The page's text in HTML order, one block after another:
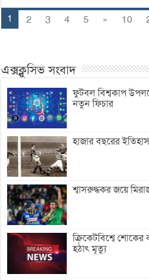
1 2 3 4 5 » 10
এক্সক্লুসিভ সংবাদ
ফুটবল বিশ্বকাপ
নতুন ফিচার
হাজার বছরের
শ্বাসরুদ্ধকর জয়ে
ক্রিকেটবিশ্বে শোকের
হঠাৎ মৃত্যু